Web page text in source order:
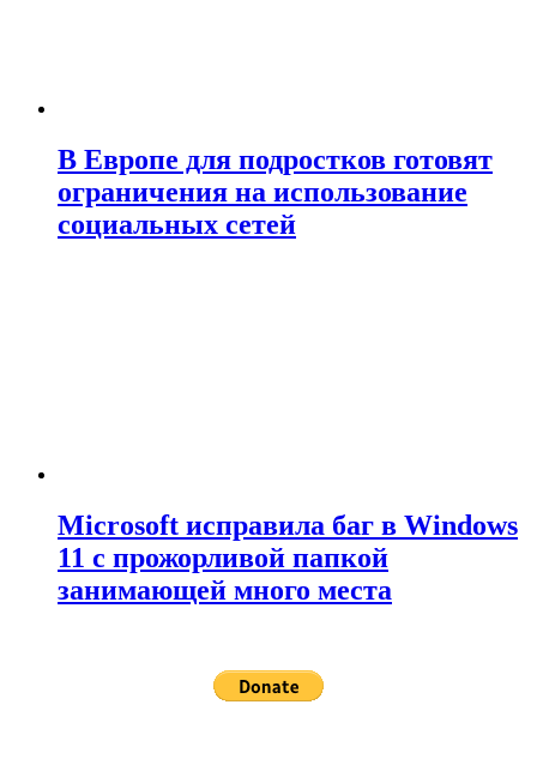
В Европе для подростков готовят
ограничения на использование
социальных сетей
Microsoft исправила баг в Windows
11 с прожорливой папкой
занимающей много места